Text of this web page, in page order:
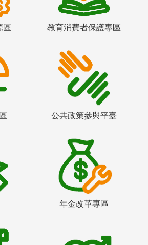
區 教育消費者保護專區
公共政策參與平臺
年金改革專區